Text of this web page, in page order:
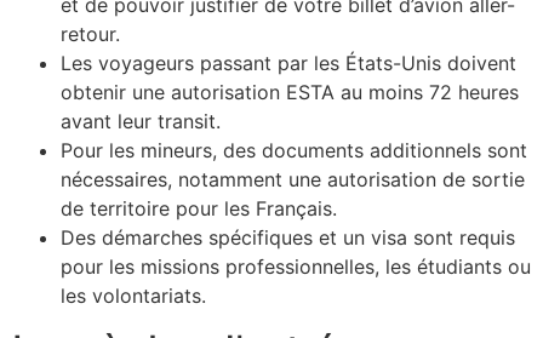
retour.
Les voyageurs passant par les États-Unis doivent
obtenir une autorisation ESTA au moins 72 heures
avant leur transit.
Pour les mineurs, des documents additionnels sont
nécessaires, notamment une autorisation de sortie
de territoire pour les Français.
Des démarches spécifiques et un visa sont requis
pour les missions professionnelles, les étudiants ou
les volontariats.